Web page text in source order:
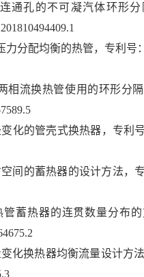
通孔的不可凝汽体环形
力分配均衡的热管，专利号：
相流换热管使用的环形分
化的管壳式换热器，专利号
间的蓄热器的设计方法，专
管蓄热器的连贯数量分布的
化换热器均衡流量设计方法